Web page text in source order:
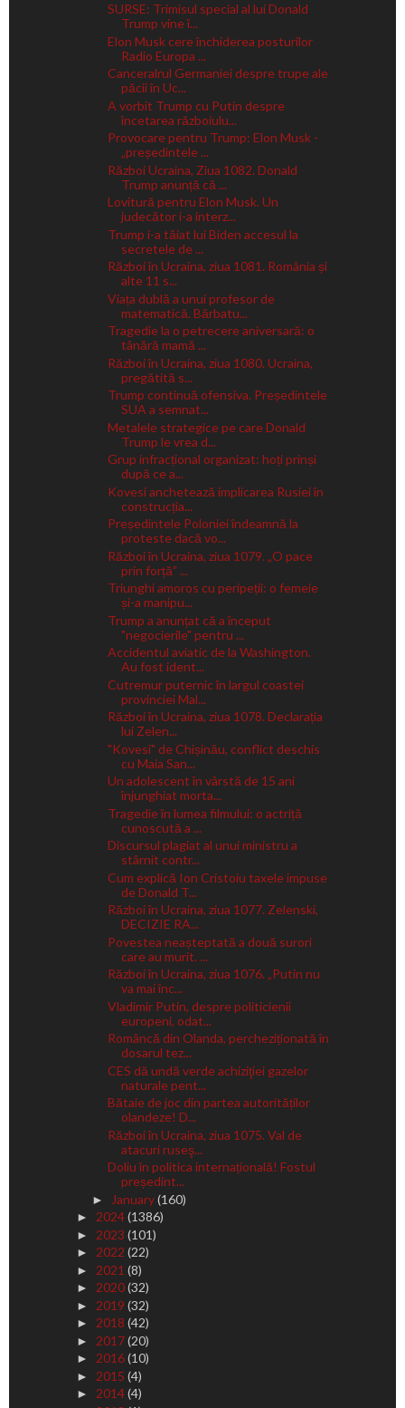
SURSE: Trimisul special al lui Donald
Trump vine î...
Elon Musk cere închiderea posturilor
Radio Europa ...
Canceralrul Germaniei despre trupe ale
păcii în Uc...
A vorbit Trump cu Putin despre
încetarea războiulu...
Provocare pentru Trump: Elon Musk -
„președintele ...
Război Ucraina, Ziua 1082. Donald
Trump anunță că ...
Lovitură pentru Elon Musk. Un
judecător i-a interz...
Trump i-a tăiat lui Biden accesul la
secretele de ...
Război în Ucraina, ziua 1081. România și
alte 11 s...
Viața dublă a unui profesor de
matematică. Bărbatu...
Tragedie la o petrecere aniversară: o
tânără mamă ...
Război în Ucraina, ziua 1080. Ucraina,
pregătită s...
Trump continuă ofensiva. Președintele
SUA a semnat...
Metalele strategice pe care Donald
Trump le vrea d...
Grup infracțional organizat: hoți prinși
după ce a...
Kovesi anchetează implicarea Rusiei în
construcția...
Președintele Poloniei îndeamnă la
proteste dacă vo...
Război în Ucraina, ziua 1079. „O pace
prin forță” ...
Triunghi amoros cu peripeții: o femeie
și-a manipu...
Trump a anunțat că a început
"negocierile" pentru ...
Accidentul aviatic de la Washington.
Au fost ident...
Cutremur puternic în largul coastei
provinciei Mal...
Război în Ucraina, ziua 1078. Declarația
lui Zelen...
"Kovesi" de Chișinău, conflict deschis
cu Maia San...
Un adolescent în vârstă de 15 ani
înjunghiat morta...
Tragedie în lumea filmului: o actriță
cunoscută a ...
Discursul plagiat al unui ministru a
stârnit contr...
Cum explică Ion Cristoiu taxele impuse
de Donald T...
Război în Ucraina, ziua 1077. Zelenski,
DECIZIE RA...
Povestea neașteptată a două surori
care au murit. ...
Război în Ucraina, ziua 1076. „Putin nu
va mai înc...
Vladimir Putin, despre politicienii
europeni, odat...
Româncă din Olanda, percheziționată în
dosarul tez...
CES dă undă verde achiziţiei gazelor
naturale pent...
Bătaie de joc din partea autorităților
olandeze! D...
Război în Ucraina, ziua 1075. Val de
atacuri ruseş...
Doliu în politica internațională! Fostul
președint...
► January(160)
► 2024(1386)
► 2023 (101)
► 2022 (22)
► 2021 (8)
► 2020(32)
► 2019 (32)
► 2018 (42)
► 2017(20)
► 2016(10)
► 2015 (4)
► 2014(4)